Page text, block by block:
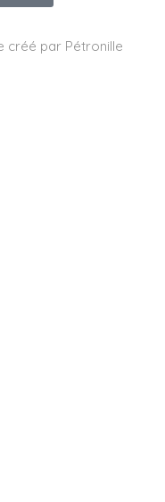
créé par Pétronille